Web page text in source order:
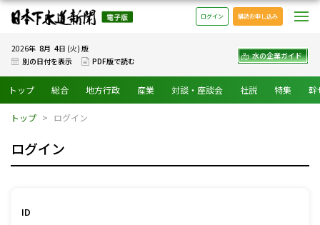
日本下水道新聞 電子版
ログイン 購読お申し込み
2026年 8月 4日 (火) 版
別の日付を表示
PDF版で読む
水の企業ガイド
トップ 総合 地方行政 産業 対談・座談会 社説 特集 幹
トップ ログイン
ログイン
ID